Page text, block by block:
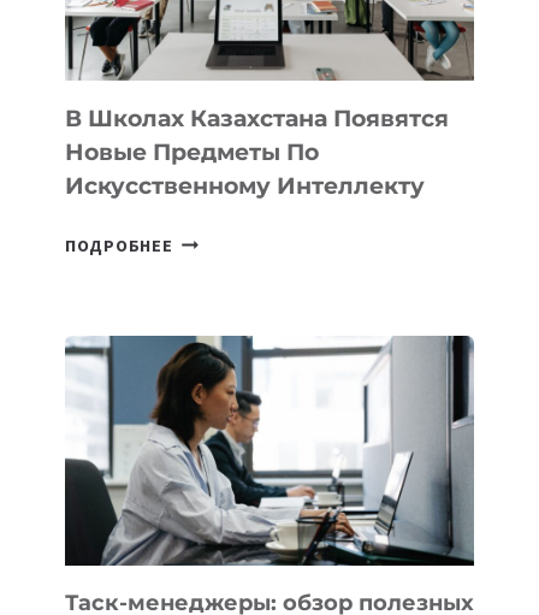
МЕЖДУНАРОДНУЮ
ПРОГРАММУ
ДЛЯ
ТЕХНОЛОГИЧЕСКИХ
В Школах Казахстана Появятся
Новые Предметы По
Искусственному Интеллекту
ПОДРОБНЕЕ В
НОВЫЕ
ПРЕДМЕТЫ
ПО
ИСКУССТВЕННОМУ
ИНТЕЛЛЕКТУ
Таск-менеджеры: обзор полезных